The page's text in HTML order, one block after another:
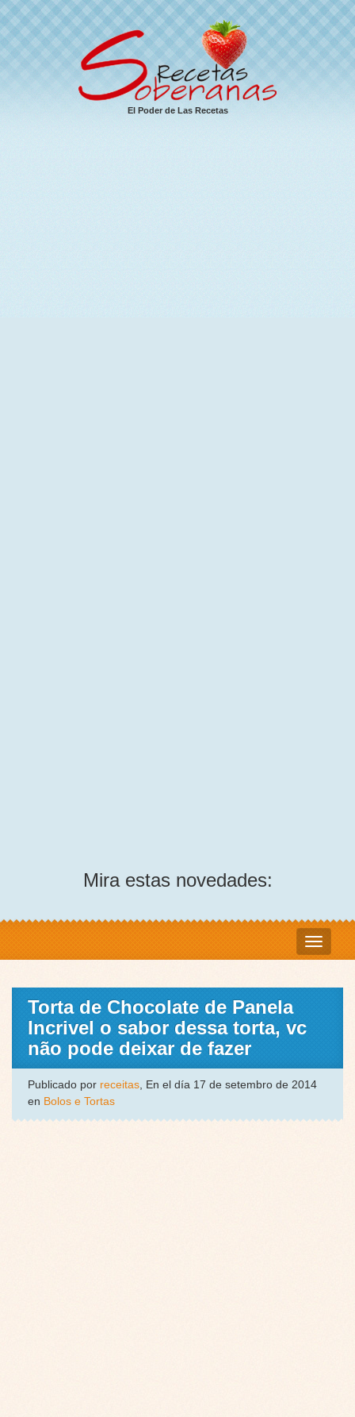
El Poder de Las Recetas
Mira estas novedades:
Torta de Chocolate de Panela
Incrivel o sabor dessa torta, vc
não pode deixar de fazer
Publicado por receitas, En el día 17 de setembro de 2014
en Bolos e Tortas